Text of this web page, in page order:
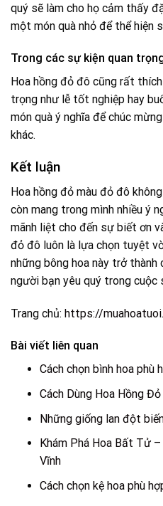
quý sẽ làm cho họ cảm thấy
một món quà nhỏ để thể hiện
Trong các sự kiện quan
Hoa hồng đỏ đô cũng rất
trọng như lễ tốt nghiệp hay
món quà ý nghĩa để chúc
khác.
Kết luận
Hoa hồng đỏ màu đỏ đô
còn mang trong mình nhiều ý
mãnh liệt cho đến sự biết ơn
đỏ đô luôn là lựa chọn tuyệt
những bông hoa này trở thành
người bạn yêu quý trong cuộc
Trang chủ: https://
Bài viết liên quan
Cách chọn bình hoa phù
Cách Dùng Hoa Hồng
Những giống lan đột
Khám Phá Hoa Bất Tử
Vĩnh
Cách chọn kệ hoa phù